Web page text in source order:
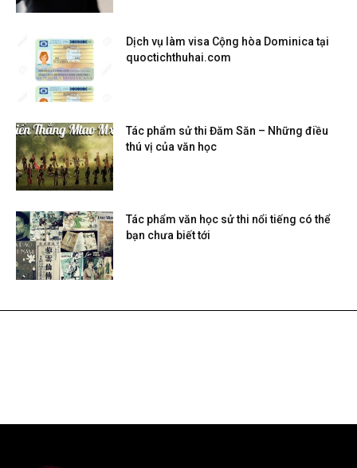
Dịch vụ làm visa Cộng hòa Dominica tại
quoctichthuhai.com
Tác phẩm sử thi Đăm Săn – Những điều
thú vị của văn học
Tác phẩm văn học sử thi nổi tiếng có thể
bạn chưa biết tới